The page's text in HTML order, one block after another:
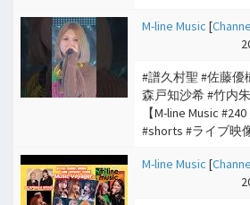
M-line Music [
#譜久村聖 #佐藤優
森戸知沙希 #竹内
【M-line Music
#shorts #ライブ映
M-line Music [